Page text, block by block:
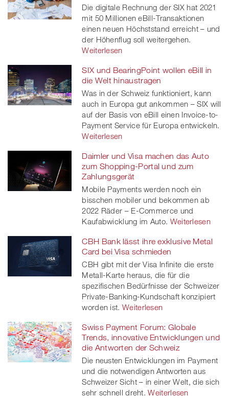
Die digitale Rechnung der SIX hat 2021
mit 50 Millionen eBill-Transaktionen
einen neuen Höchststand erreicht – und
der Höhenflug soll weitergehen.
Weiterlesen
SIX und BearingPoint wollen eBill in
die Welt hinaustragen
Was in der Schweiz funktioniert, kann
auch in Europa gut ankommen – SIX will
auf der Basis von eBill einen Invoice-to-
Payment Service für Europa entwickeln.
Weiterlesen
Daimler und Visa machen das Auto
zum Shopping-Portal und zum
Zahlungsgerät
Mobile Payments werden noch ein
bisschen mobiler und bekommen ab
2022 Räder – E-Commerce und
Kaufabwicklung im Auto. Weiterlesen
CBH Bank lässt ihre exklusive Metal
Card bei Visa schmieden
CBH gibt mit der Visa Infinite die erste
Metall-Karte heraus, die für die
spezifischen Bedürfnisse der Schweizer
Private-Banking-Kundschaft konzipiert
worden ist. Weiterlesen
Swiss Payment Forum: Globale
Trends, innovative Entwicklungen und
die Antworten der Schweiz
Die neusten Entwicklungen im Payment
und die notwendigen Antworten aus
Schweizer Sicht – in einer Welt, die sich
sehr schnell dreht. Weiterlesen